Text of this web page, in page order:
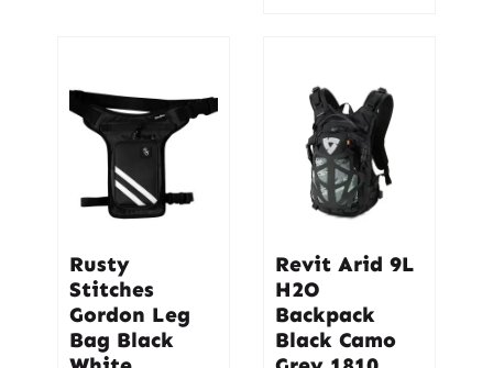
Rusty
Stitches
Gordon Leg
Bag Black
Revit Arid 9L
H2O
Backpack
Black Camo